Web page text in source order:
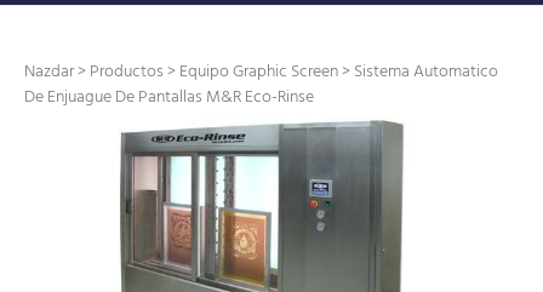
Nazdar>Productos>Equipo Graphic Screen> Sistema Automatico
De Enjuague De Pantallas M&R Eco-Rinse